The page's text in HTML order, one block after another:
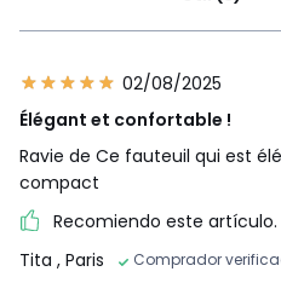
02/08/2025
Élégant et confortable !
Ravie de Ce fauteuil qui est
compact
Recomiendo este artículo.
Tita , Paris Comprador